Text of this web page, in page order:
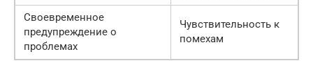
Своевременное
предупреждение о
проблемах
Чувствительность к
помехам